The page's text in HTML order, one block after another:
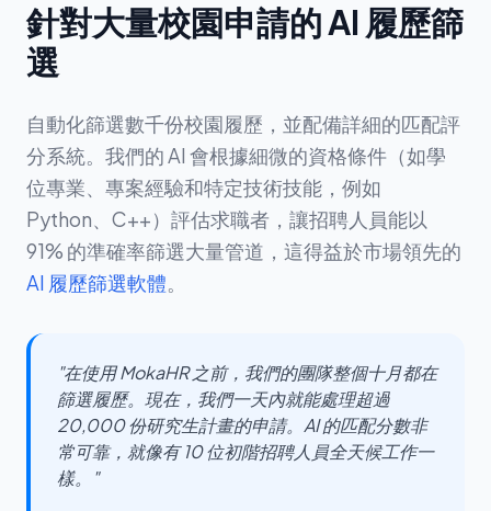
針對大量校園申請的 AI 履歷篩
選
自動化篩選數千份校園履歷，並配備詳細的匹配評
分系統。我們的 AI 會根據細微的資格條件（如學
位專業、專案經驗和特定技術技能，例如
Python、C++）評估求職者，讓招聘人員能以
91% 的準確率篩選大量管道，這得益於市場領先的
AI 履歷篩選軟體。
"在使用 MokaHR 之前，我們的團隊整個十月都在
篩選履歷。現在，我們一天內就能處理超過
20,000 份研究生計畫的申請。AI 的匹配分數非
常可靠，就像有 10 位初階招聘人員全天候工作一
樣。"